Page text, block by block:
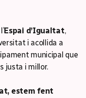
Espai d’Igualtat,
i acollida a
municipal que
justa i millor.
estem fent